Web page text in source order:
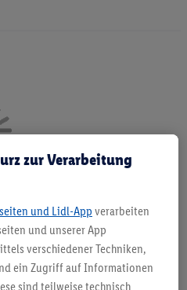
haushaltsüblichen Mengen. Verkauf
vor allem NonFood-Produkte,
ähnlich.
zur Verarbeitung
und Lidl-App verarbeiten
und unserer App
verschiedener Techniken,
ein Zugriff auf Informationen
sind teilweise technisch